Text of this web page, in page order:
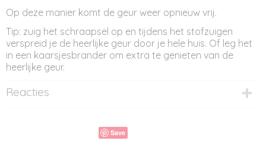
Op deze manier komt de geur weer opnieuw vrij.
Tip: zuig het schraapsel op en tijdens het stofzuigen
verspreid je de heerlijke geur door je hele huis. Of leg het
in een kaarsjesbrander om extra te genieten van de
heerlijke geur.
Reacties
Save